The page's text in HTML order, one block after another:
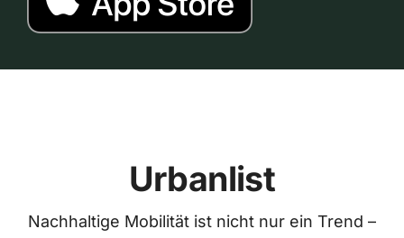
Urbanlist
Nachhaltige Mobilität ist nicht nur ein Trend –